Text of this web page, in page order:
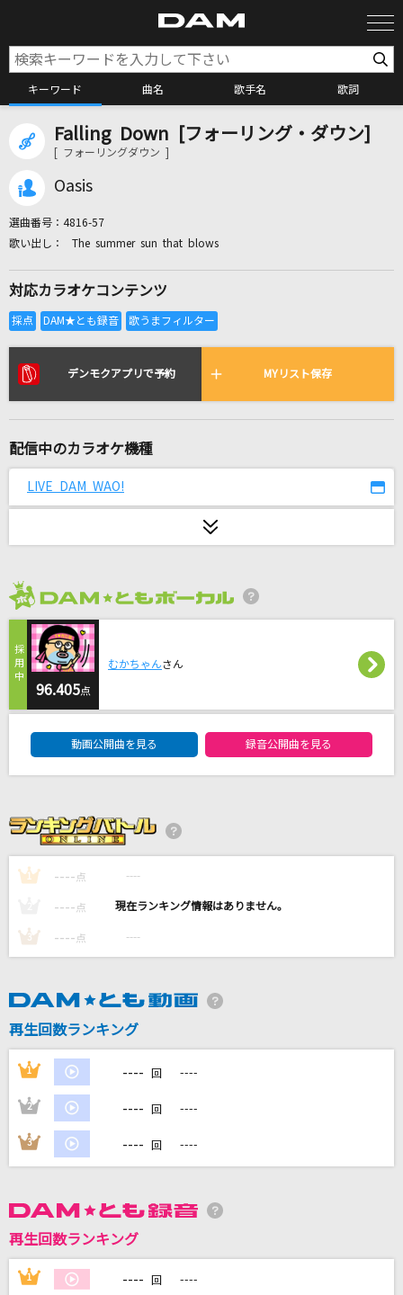
キーワード 曲名 歌手名 歌詞
カラオケ検索
全国りれき
リアルタイムで歌われている曲の一覧
ホワイトキス
ヨンジュウナナ
秦 基博
[生音]ボーイフレンド
風
コブクロ
GONG
JAM Project
琥珀
山本和恵
少女レイ
シン・一曲目
ゴールデンボンバー
DAMの新曲・ランキングなど
DAMに会員登録・ログインして
カラオケをもっと楽しもう！
Falling Down [フォーリング・ダウン]
[ フォーリングダウン ]
Oasis
選曲番号： 4816-57
The summer sun that blows
対応カラオケコンテンツ
デンモクアプリで予約 MYリスト保存
配信中のカラオケ機種
LIVE DAM WAO!
96.405点
むかちゃんさん
動画公開曲を見る 録音公開曲を見る
1 ---- 点 ----
---- 点 ----
3 ---- 点 ----
再生回数ランキング
1 ---- 回 ----
2 ---- 回 ----
3 ---- 回 ----
再生回数ランキング
1 ---- 回 ----